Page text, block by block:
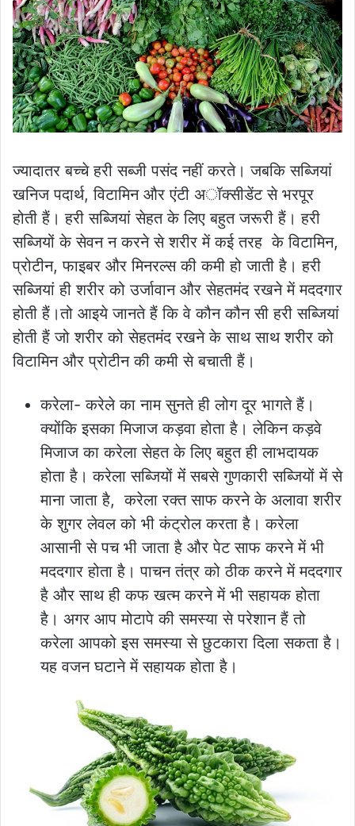
ज्यादातर बच्चे हरी सब्जी पसंद नहीं करते। जबकि सब्जियां
खनिज पदार्थ, विटामिन और एंटी अॉक्सीडेंट से भरपूर
होती हैं। हरी सब्जियां सेहत के लिए बहुत जरूरी हैं। हरी
सब्जियों के सेवन न करने से शरीर में कई तरह के विटामिन,
प्रोटीन, फाइबर और मिनरल्स की कमी हो जाती है। हरी
सब्जियां ही शरीर को उर्जावान और सेहतमंद रखने में मददगार
होती हैं।तो आइये जानते हैं कि वे कौन कौन सी हरी सब्जियां
होती हैं जो शरीर को सेहतमंद रखने के साथ साथ शरीर को
विटामिन और प्रोटीन की कमी से बचाती हैं।
करेला- करेले का नाम सुनते ही लोग दूर भागते हैं।
क्योंकि इसका मिजाज कड़वा होता है। लेकिन कड़वे
मिजाज का करेला सेहत के लिए बहुत ही लाभदायक
होता है। करेला सब्जियों मेंं सबसे गुणकारी सब्जियों में से
माना जाता है, करेला रक्त साफ करने के अलावा शरीर
के शुगर लेवल को भी कंट्रोल करता है। करेला
आसानी से पच भी जाता है और पेट साफ करने में भी
मददगार होता है। पाचन तंत्र को ठीक करने में मददगार
है और साथ ही कफ खत्म करने में भी सहायक होता
है। अगर आप मोटापे की समस्या से परेशान हैं तो
करेला आपको इस समस्या से छुटकारा दिला सकता है।
यह वजन घटाने में सहायक होता है।